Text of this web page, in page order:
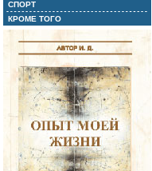
СПОРТ
КРОМЕ ТОГО